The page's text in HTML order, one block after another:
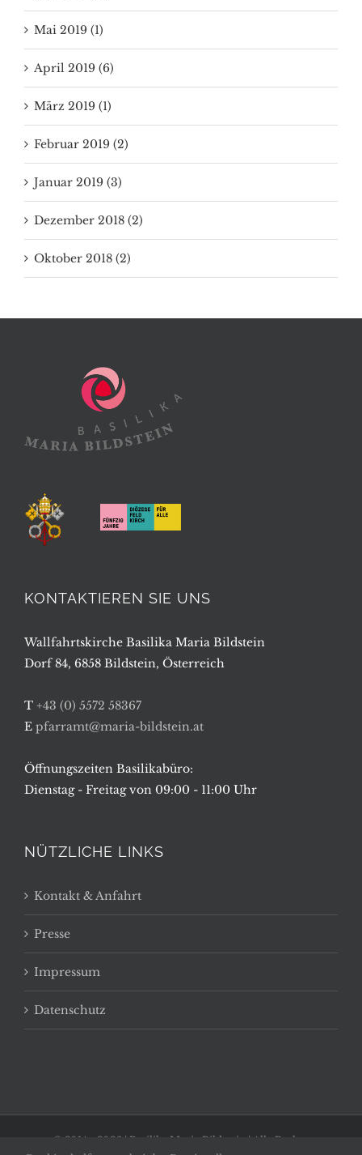
Mai 2019 (1)
April 2019 (6)
März 2019 (1)
Februar 2019 (2)
Januar 2019 (3)
Dezember 2018 (2)
Oktober 2018 (2)
KONTAKTIEREN SIE UNS
Wallfahrtskirche Basilika Maria Bildstein
Dorf 84, 6858 Bildstein, Österreich
T +43 (0) 5572 58367
E pfarramt@maria-bildstein.at
Öffnungszeiten Basilikabüro:
Dienstag - Freitag von 09:00 - 11:00 Uhr
NÜTZLICHE LINKS
Kontakt & Anfahrt
Presse
Impressum
Datenschutz
© 2014 - 2026 | Basilika Maria Bildstein | Alle Rechte